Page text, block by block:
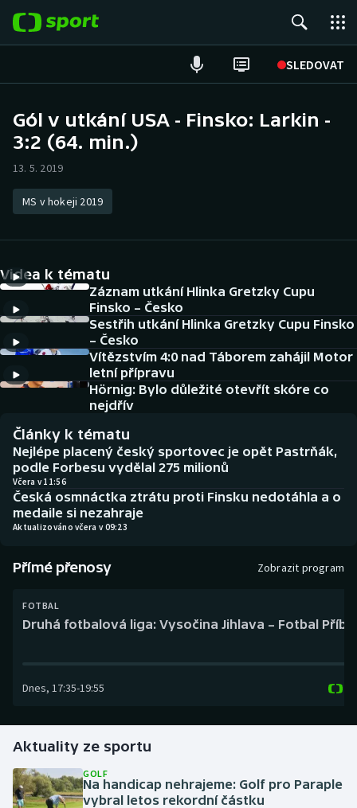
SLEDOVAT
Hokej
Atletika
DALŠÍ SPORTY
Americký fotbal
Baseball a softbal
Biatlon
Boby a skeleton
Box
Curling
Gymnastika
Házená
NEPŘEHLÉDNĚTE
Historické návraty
Aplikace ČT sport
AZ kvíz
Gól v utkání USA - Finsko: Larkin -
3:2 (64. min.)
13. 5. 2019
MS v hokeji 2019
Videa k tématu
Záznam utkání Hlinka Gretzky Cupu
Finsko – Česko
Sestřih utkání Hlinka Gretzky Cupu Finsko
– Česko
Vítězstvím 4:0 nad Táborem zahájil Motor
letní přípravu
Hörnig: Bylo důležité otevřít skóre co
nejdřív
Články k tématu
Nejlépe placený český sportovec je opět Pastrňák,
podle Forbesu vydělal 275 milionů
Včera v 11:56
Česká osmnáctka ztrátu proti Finsku nedotáhla a o
medaile si nezahraje
Aktualizováno včera v 09:23
Přímé přenosy Zobrazit program
FOTBAL
Druhá fotbalová liga: Vysočina Jihlava – Fotbal
Dnes, 17:35-19:55
Aktuality ze sportu
GOLF
Na handicap nehrajeme: Golf pro Paraple
vybral letos rekordní částku